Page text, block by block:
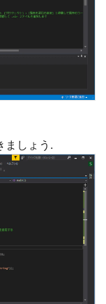
ましょう.